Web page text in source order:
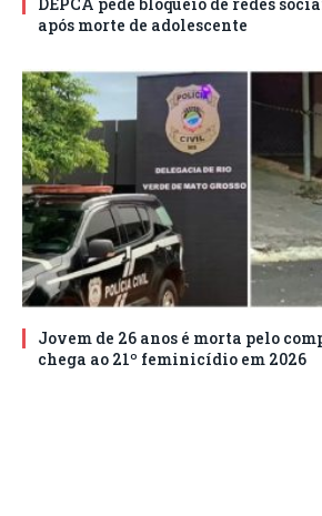
após morte de adolescente
Jovem de 26 anos é morta pelo
chega ao 21º feminicídio em 2026